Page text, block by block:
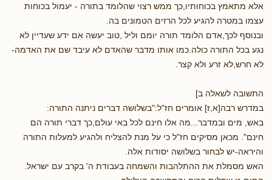
אלא מתאמץ בכוחותיו,כך ממש רצוי שהלומד בתורה - יעמול בכוחות
עצמו במטרה להגיע לכל הרזים הטמונים בה.
ובנוסף לכך,אדם הלומד תורה יומם וליל ,טוב יעשה אם ידע שעדיין לא
נגע בכל התורה כולה.כמו אותו מדבר שהאדם לא עיבד שם את האדמה-
לא חרש,לא זרע ולא קצר.
התשובה לשאלה ב]
במדרש רבה[א,ז] אומרים חז"ל:"בשלושה דברים ניתנה התורה:
באש, מים ובמדבר...מה אלו חינם לכל באי עולם,כך דברי תורה הם
חינם". מכאן מסיקים חז"ל כי על מנת להצליח ולהגיע למעלות התורה
והיראה-יש לבחור בשלושה יסודות אלה.
האש מסמלת את ההתלהבות והשמחה בעבודת ה' בקרב עם ישראל.